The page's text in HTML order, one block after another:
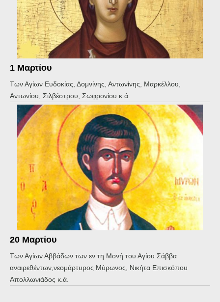
1 Μαρτίου
Των Αγίων Ευδοκίας, Δομνίνης, Αντωνίνης, Μαρκέλλου,
Αντωνίου, Σιλβέστρου, Σωφρονίου κ.ά.
20 Μαρτίου
Των Αγίων Αββάδων των εν τη Μονή του Αγίου Σάββα
αναιρεθέντων,νεομάρτυρος Μύρωνος, Νικήτα Επισκόπου
Απολλωνιάδος κ.ά.